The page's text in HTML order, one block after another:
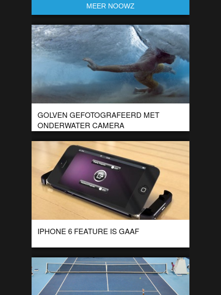
MEER NOOWZ
GOLVEN GEFOTOGRAFEERD MET
ONDERWATER CAMERA
Fotograaf Mark Tipple heeft deze prachtige foto’s geschoten
voor zijn award winnende project “The underwater project”.
Dit zijn een paar foto’s van het […]
IPHONE 6 FEATURE IS GAAF
Er is weer eens een filmpje ‘gelekt’ met wat volgens
verschillende sites de nieuwe iPhone gaat worden. Met deze
optie is het net […]